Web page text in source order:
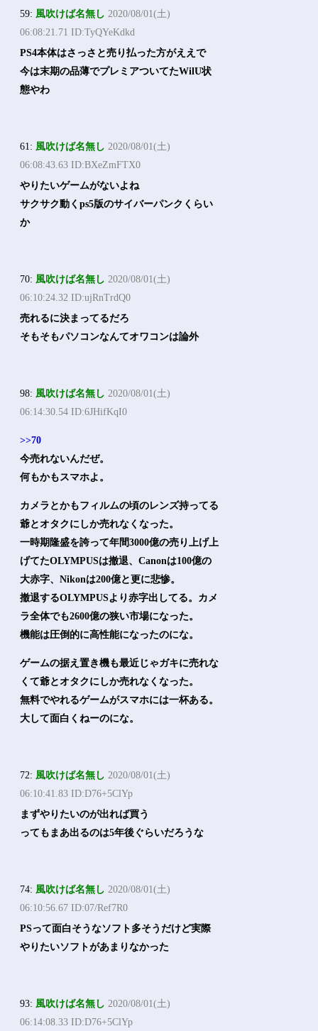
59: 風吹けば名無し 2020/08/01(土)
06:08:21.71 ID:TyQYeKdkd
PS4本体はさっさと売り払った方がええで
今は末期の品薄でプレミアついてたWilU状
態やわ
61: 風吹けば名無し 2020/08/01(土)
06:08:43.63 ID:BXeZmFTX0
やりたいゲームがないよね
サクサク動くps5版のサイバーパンクくらい
か
70: 風吹けば名無し 2020/08/01(土)
06:10:24.32 ID:ujRnTrdQ0
売れるに決まってるだろ
そもそもパソコンなんてオワコンは論外
98: 風吹けば名無し 2020/08/01(土)
06:14:30.54 ID:6JHifKqI0
>>70
今売れないんだぜ。
何もかもスマホよ。
カメラとかもフィルムの頃のレンズ持ってる
爺とオタクにしか売れなくなった。
一時期隆盛を誇って年間3000億の売り上げ上
げてたOLYMPUSは撤退、Canonは100億の
大赤字、Nikonは200億と更に悲惨。
撤退するOLYMPUSより赤字出してる。カメ
ラ全体でも2600億の狭い市場になった。
機能は圧倒的に高性能になったのにな。
ゲームの据え置き機も最近じゃガキに売れな
くて爺とオタクにしか売れなくなった。
無料でやれるゲームがスマホには一杯ある。
大して面白くねーのにな。
72: 風吹けば名無し 2020/08/01(土)
06:10:41.83 ID:D76+5ClYp
まずやりたいのが出れば買う
ってもまあ出るのは5年後ぐらいだろうな
74: 風吹けば名無し 2020/08/01(土)
06:10:56.67 ID:07/Ref7R0
PSって面白そうなソフト多そうだけど実際
やりたいソフトがあまりなかった
93: 風吹けば名無し 2020/08/01(土)
06:14:08.33 ID:D76+5ClYp